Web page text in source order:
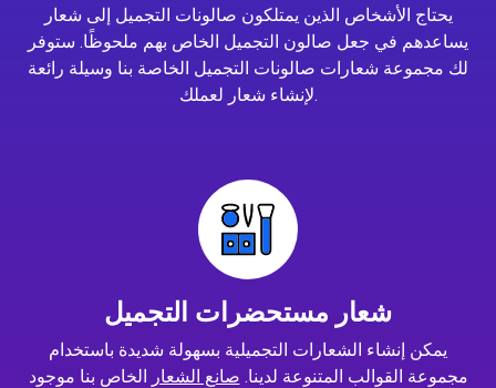
يحتاج الأشخاص الذين يمتلكون صالونات التجميل إلى شعار
يساعدهم في جعل صالون التجميل الخاص بهم ملحوظًا. ستوفر
لك مجموعة شعارات صالونات التجميل الخاصة بنا وسيلة رائعة
لإنشاء شعار لعملك.
شعار مستحضرات التجميل
يمكن إنشاء الشعارات التجميلية بسهولة شديدة باستخدام
مجموعة القوالب المتنوعة لدينا. صانع الشعار الخاص بنا موجود